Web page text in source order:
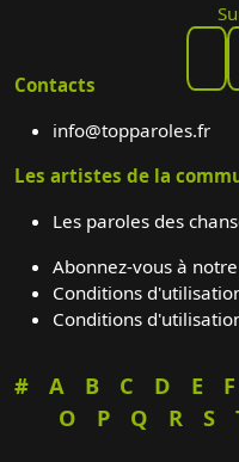
Contacts
info@topparoles.fr
Les artistes de la
Les paroles des
Abonnez-vous à
Conditions
Conditions
# A B C D E F
O
P Q R S